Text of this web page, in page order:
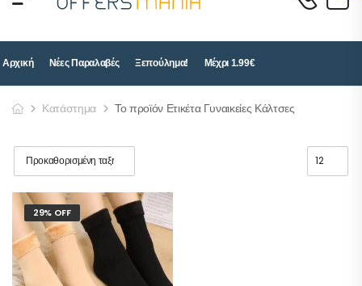
Αρχική Νέες Παραλαβές Ξεπούλημα! Μέχρι 1.99€
Κατάστημα Το προϊόν Ετικέτα Γυναικείες Κάλτσες
29% OFF